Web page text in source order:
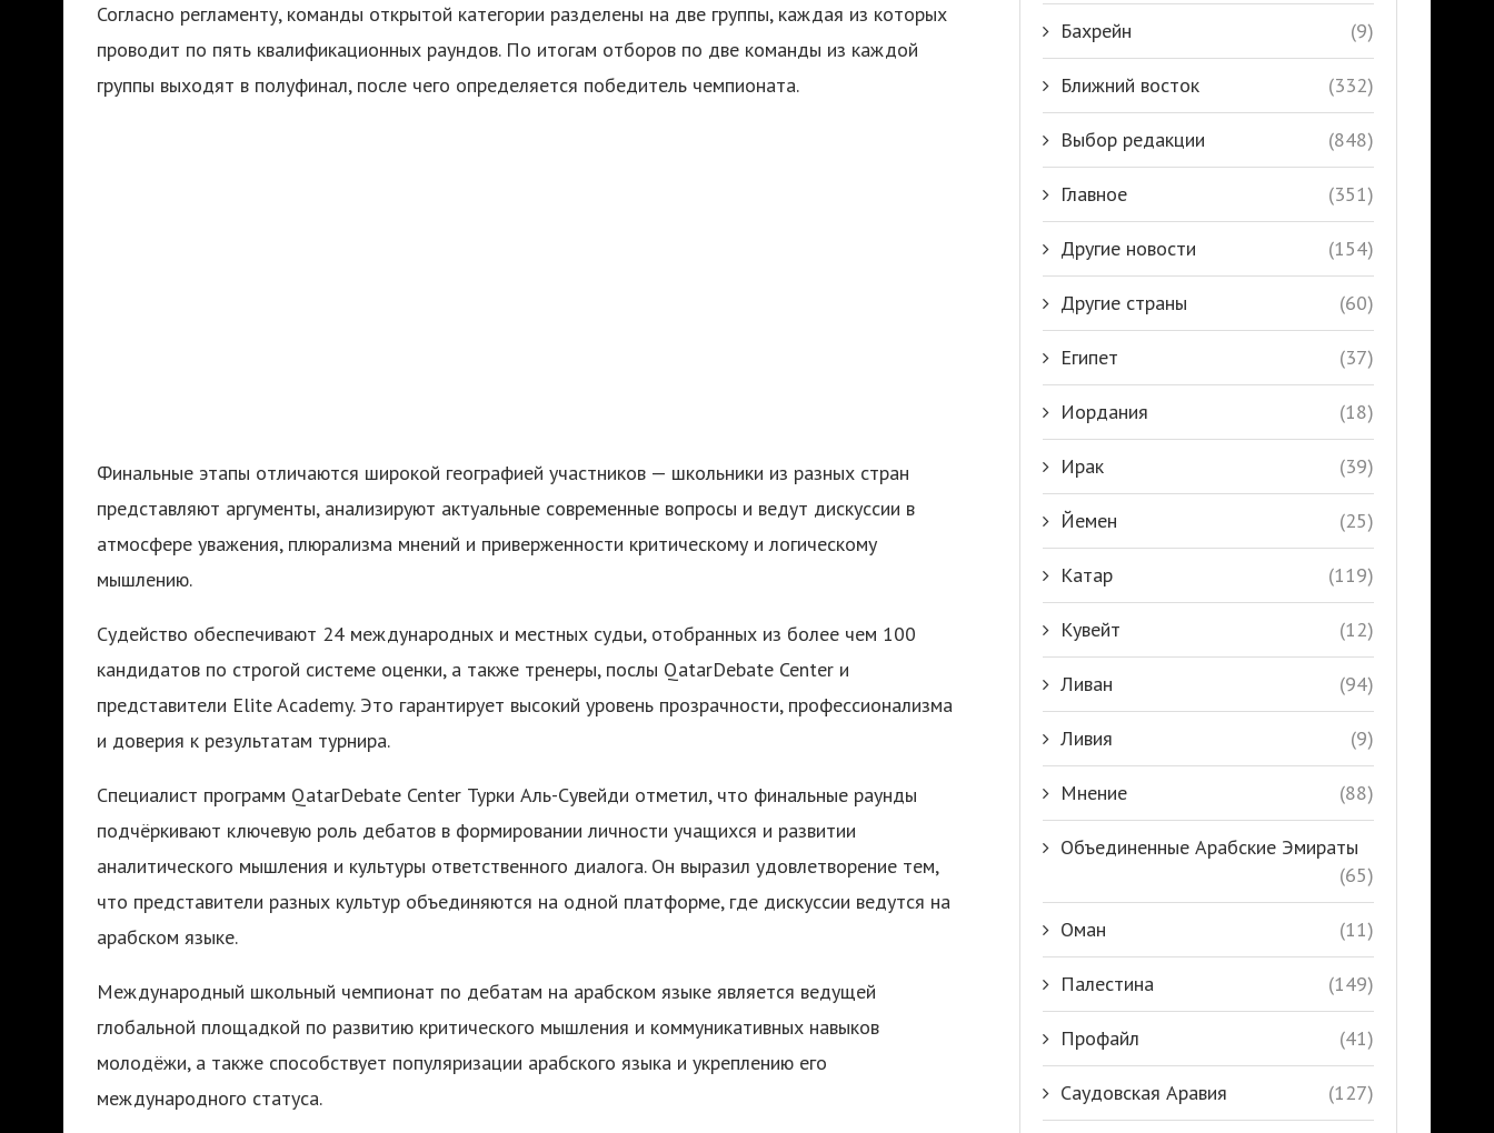
Согласно регламенту, команды открытой категории разделены на две группы, каждая из которых
проводит по пять квалификационных раундов. По итогам отборов по две команды из каждой
группы выходят в полуфинал, после чего определяется победитель чемпионата.
Финальные этапы отличаются широкой географией участников — школьники из разных стран
представляют аргументы, анализируют актуальные современные вопросы и ведут дискуссии в
атмосфере уважения, плюрализма мнений и приверженности критическому и логическому
мышлению.
Судейство обеспечивают 24 международных и местных судьи, отобранных из более чем 100
кандидатов по строгой системе оценки, а также тренеры, послы QatarDebate Center и
представители Elite Academy. Это гарантирует высокий уровень прозрачности, профессионализма
и доверия к результатам турнира.
Специалист программ QatarDebate Center Турки Аль-Сувейди отметил, что финальные раунды
подчёркивают ключевую роль дебатов в формировании личности учащихся и развитии
аналитического мышления и культуры ответственного диалога. Он выразил удовлетворение тем,
что представители разных культур объединяются на одной платформе, где дискуссии ведутся на
арабском языке.
Международный школьный чемпионат по дебатам на арабском языке является ведущей
глобальной площадкой по развитию критического мышления и коммуникативных навыков
молодёжи, а также способствует популяризации арабского языка и укреплению его
международного статуса.
Бахрейн (9)
Ближний восток (332)
Выбор редакции (848)
Главное (351)
Другие новости (154)
Другие страны (60)
Египет (37)
Иордания (18)
Ирак (39)
Йемен (25)
Катар (119)
Кувейт (12)
Ливан (94)
Ливия (9)
Мнение (88)
Объединенные Арабские Эмираты
(65)
Оман (11)
Палестина (149)
Профайл (41)
Саудовская Аравия (127)